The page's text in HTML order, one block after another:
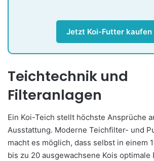
Jetzt Koi-Futter
Teichtechnik und
Filteranlagen
Ein Koi-Teich stellt höchste Ansprüche
Ausstattung. Moderne Teichfilter- und
macht es möglich, dass selbst in einem
bis zu 20 ausgewachsene Kois optimale